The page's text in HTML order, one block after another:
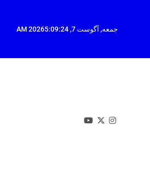
جمعه, آگوست 7, 2026 5:09:25 AM